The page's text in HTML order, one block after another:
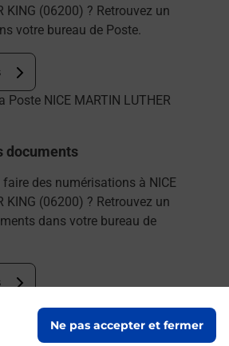
Ne pas accepter et fermer
KING (06200) ? Retrouvez un
votre bureau de Poste.
documents
des numérisations à NICE
KING (06200) ? Retrouvez un
dans votre bureau de